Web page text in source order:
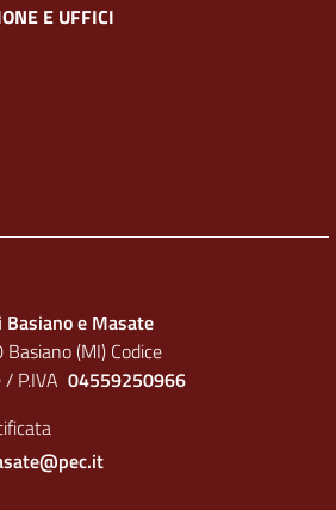
E UFFICI
Basiano e Masate
(MI) Codice
/ P.IVA 04559250966